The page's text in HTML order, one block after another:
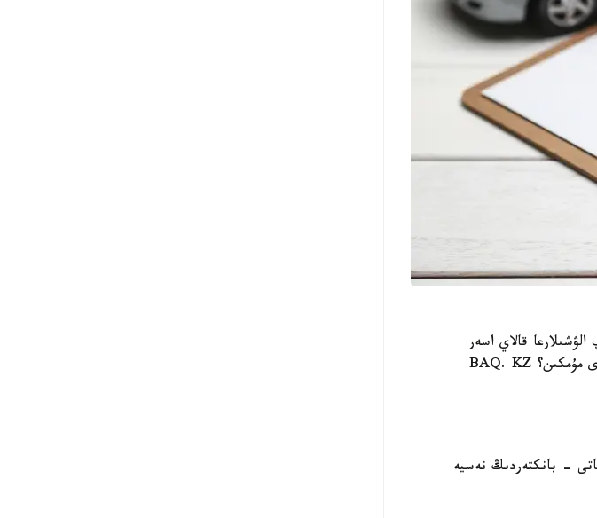
قالاي اسەر
ەتەدى، بانكتەر نەگە ساقتىقتى كۇشەيتىپ جاتىر جانە بۇل اۆتونارىققا قانداي ىقپال ەتۋى مۇمكىن؟ BAQ. KZ
- بانكتەردىڭ نەسيە